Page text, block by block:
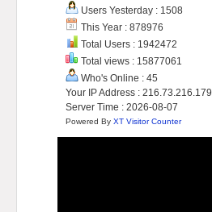
Users Yesterday : 1508
This Year : 878976
Total Users : 1942472
Total views : 15877061
Who's Online : 45
Your IP Address : 216.73.216.179
Server Time : 2026-08-07
Powered By XT Visitor Counter